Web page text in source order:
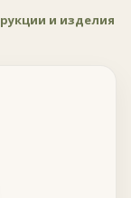
и изделия